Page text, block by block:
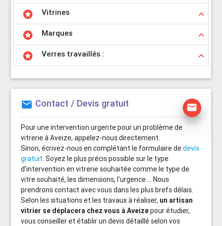
stars keyboard_arrow_up
Vitrines
stars keyboard_arrow_up
Marques
stars keyboard_arrow_up
Verres travaillés :
mail Contact / Devis gratuit mail
Pour une intervention urgente pour un problème de
vitrerie à Aveize, appelez-nous directement.
Sinon, écrivez-nous en complétant le formulaire dedevis
gratuit. Soyez le plus précis possible sur le type
d’intervention en vitrerie souhaitée comme le type de
vitre souhaité, les dimensions, l'urgence ... Nous
prendrons contact avec vous dans les plus brefs délais.
Selon les situations et les travaux à réaliser, un artisan
vitrier se déplacera chez vous à Aveizepour étudier,
vous conseiller et établir un devis détaillé selon vos